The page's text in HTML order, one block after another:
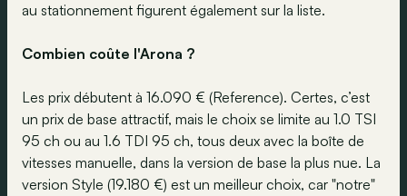
au stationnement figurent également sur la liste.
Combien coûte l'Arona ?
Les prix débutent à 16.090 € (Reference). Certes, c’est
un prix de base attractif, mais le choix se limite au 1.0 TSI
95 ch ou au 1.6 TDI 95 ch, tous deux avec la boîte de
vitesses manuelle, dans la version de base la plus nue. La
version Style (19.180 €) est un meilleur choix, car "notre"